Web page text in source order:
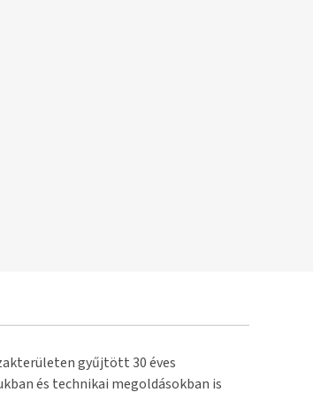
gyűjtött 30 éves
és technikai megoldásokban is